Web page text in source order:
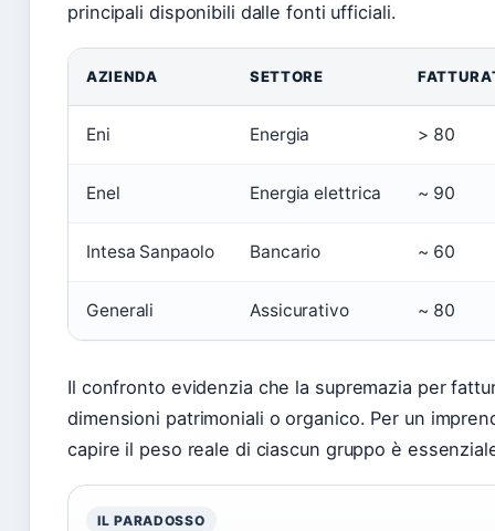
principali disponibili dalle fonti ufficiali.
AZIENDA SETTORE
Eni Energia > 80
Enel Energia elettrica ~ 90
Intesa Sanpaolo Bancario ~ 60
Generali Assicurativo ~ 80
Il confronto evidenzia che la supremazia per
dimensioni patrimoniali o organico. Per un
capire il peso reale di ciascun gruppo è
IL PARADOSSO